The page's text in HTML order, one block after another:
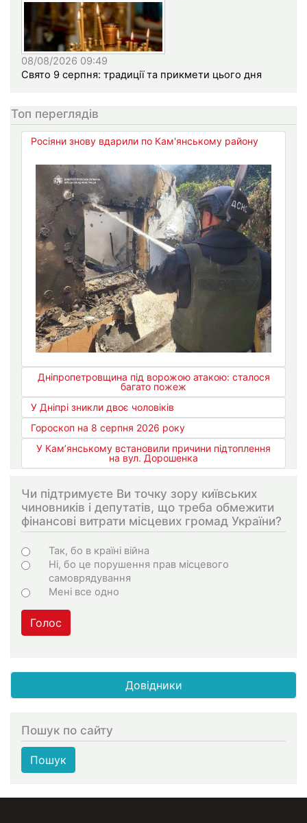
08/08/2026 09:49
Свято 9 серпня: традиції та прикмети цього дня
Топ переглядів
Росіяни знову вдарили по Кам'янському району
Дніпропетровщина під ворожою атакою: сталося
багато пожеж
У Дніпрі зникли двоє чоловіків
Гороскоп на 8 серпня 2026 року
У Кам’янському встановили причини підтоплення
на вул. Дорошенка
Чи підтримуєте Ви точку зору київських
чиновників і депутатів, що треба обмежити
фінансові витрати місцевих громад України?
Варіанти
Так, бо в країні війна
Ні, бо це порушення прав місцевого
самоврядування
Мені все одно
Голос
Довідники
Пошук по сайту
Пошук